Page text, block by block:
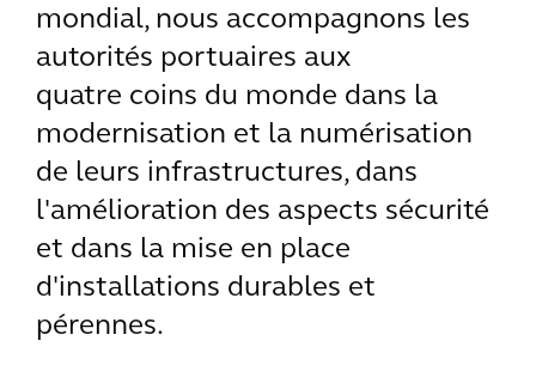
mondial, nous accompagnons les
autorités portuaires aux
quatre coins du monde dans la
modernisation et la numérisation
de leurs infrastructures, dans
l'amélioration des aspects sécurité
et dans la mise en place
d'installations durables et
pérennes.